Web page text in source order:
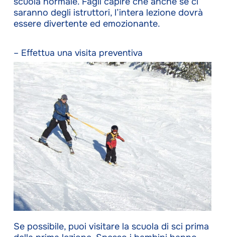
saranno degli istruttori, l’intera lezione dovrà
essere divertente ed emozionante.
– Effettua una visita preventiva
Se possibile, puoi visitare la scuola di sci prima